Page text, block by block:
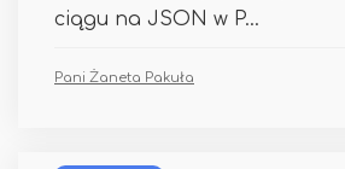
ciągu na JSON w P...
Pani Żaneta Pakuła